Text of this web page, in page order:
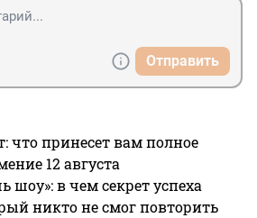
Отправить
что принесет вам полное
12 августа
шоу»: в чем секрет успеха
никто не смог повторить